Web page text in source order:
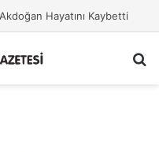
Hayatını Kaybetti